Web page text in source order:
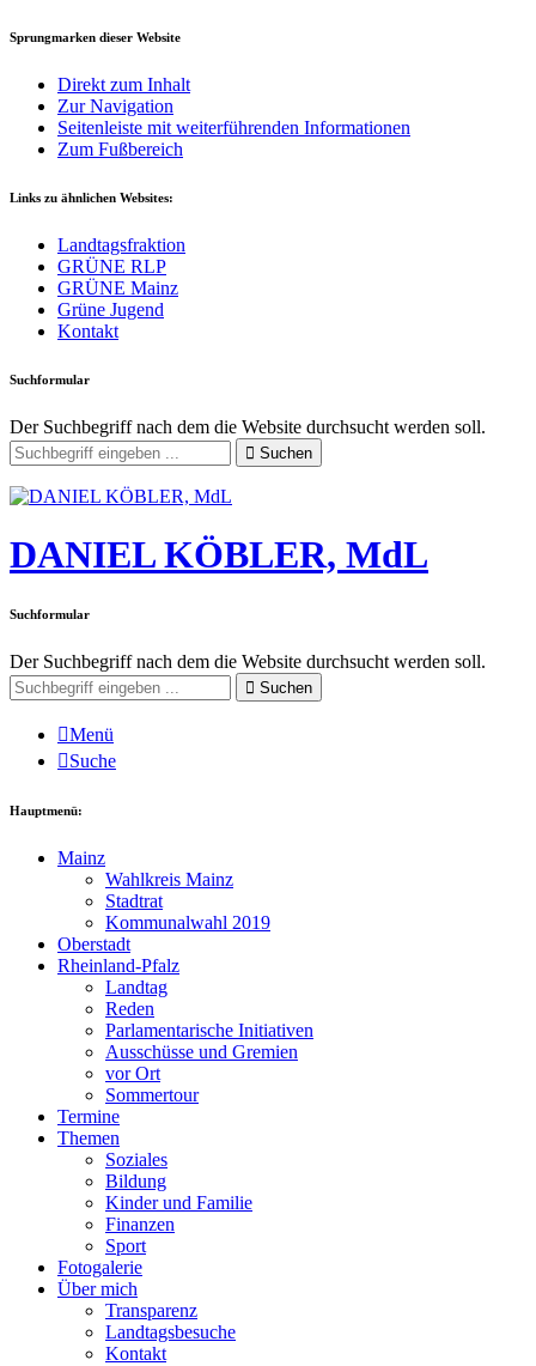
Sprungmarken dieser Website
Direkt zum Inhalt
Zur Navigation
Seitenleiste mit weiterführenden Informationen
Zum Fußbereich
Links zu ähnlichen Websites:
Landtagsfraktion
GRÜNE RLP
GRÜNE Mainz
Grüne Jugend
Kontakt
Suchformular
Der Suchbegriff nach dem die Website durchsucht werden soll.
Suchen
DANIEL KÖBLER, MdL
Suchformular
Der Suchbegriff nach dem die Website durchsucht werden soll.
Suchen
Menü
Suche
Hauptmenü:
Mainz
Wahlkreis Mainz
Stadtrat
Kommunalwahl 2019
Oberstadt
Rheinland-Pfalz
Landtag
Reden
Parlamentarische Initiativen
Ausschüsse und Gremien
vor Ort
Sommertour
Termine
Themen
Soziales
Bildung
Kinder und Familie
Finanzen
Sport
Fotogalerie
Über mich
Transparenz
Landtagsbesuche
Kontakt